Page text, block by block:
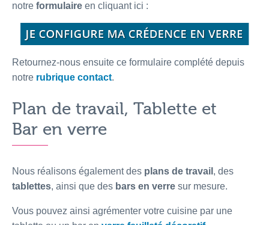
notre formulaire en cliquant ici :
Retournez-nous ensuite ce formulaire complété depuis
notre rubrique contact.
Plan de travail, Tablette et
Bar en verre
Nous réalisons également des plans de travail , des
tablettes, ainsi que des bars en verre sur mesure.
Vous pouvez ainsi agrémenter votre cuisine par une